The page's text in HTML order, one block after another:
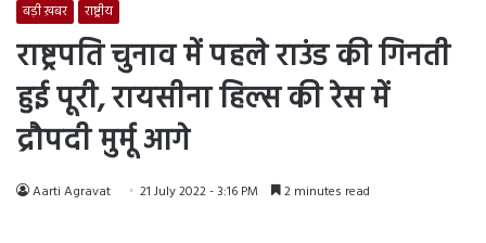
बड़ी ख़बर राष्ट्रीय
राष्ट्रपति चुनाव में पहले राउंड की गिनती
हुई पूरी, रायसीना हिल्स की रेस में
द्रौपदी मुर्मू आगे
Aarti Agravat 21 July 2022 - 3:16 PM 2 minutes read